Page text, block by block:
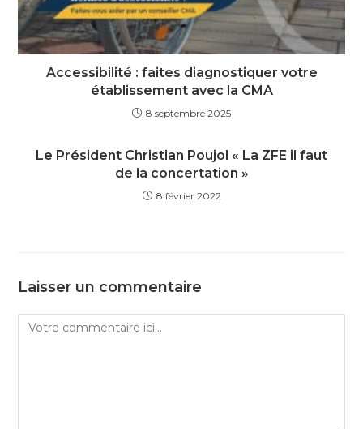
Accessibilité : faites diagnostiquer votre
établissement avec la CMA
8 septembre 2025
Le Président Christian Poujol « La ZFE il faut
de la concertation »
8 février 2022
Laisser un commentaire